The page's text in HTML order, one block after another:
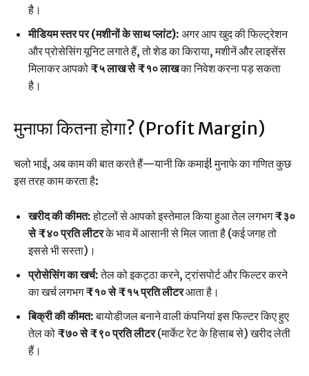
है।
मीडियम स्तर पर (मशीनों के साथ प्लांट): अगर आप खुद की फिल्ट्रेशन
और प्रोसेसिंग यूनिट लगाते हैं, तो शेड का किराया, मशीनें और लाइसेंस
मिलाकर आपको ₹५ लाख से ₹१० लाखका निवेश करना पड़ सकता
है।
मुनाफा कितना होगा? (Profit Margin)
चलो भाई, अब काम की बात करते हैं—यानी कि कमाई! मुनाफे का गणित कुछ
इस तरह काम करता है:
खरीद की कीमत:होटलों से आपको इस्तेमाल किया हुआ तेल लगभग₹३०
से ₹४० प्रति लीटरके भाव में आसानी से मिल जाता है (कई जगह तो
इससे भी सस्ता)।
प्रोसेसिंग का खर्च:तेल को इकट्ठा करने, ट्रांसपोर्ट और फिल्टर करने
का खर्च लगभग₹१० से ₹१५ प्रति लीटरआता है।
बिक्री की कीमत:बायोडीजल बनाने वाली कंपनियां इस फिल्टर किए हुए
तेल को ₹७० से ₹९० प्रति लीटर(मार्केट रेट के हिसाब से) खरीद लेती
हैं।